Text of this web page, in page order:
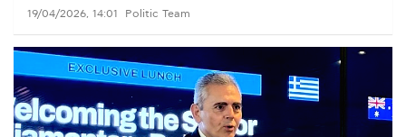
19/04/2026, 14:01 Politic Team